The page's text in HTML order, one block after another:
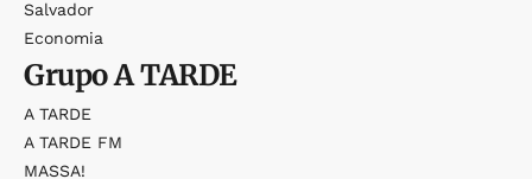
Salvador
Economia
GrupoA TARDE
A TARDE
A TARDE FM
MASSA!